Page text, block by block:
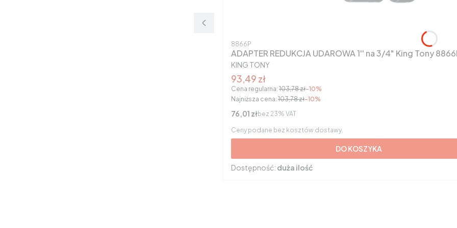
Kod produktu
8866P
ADAPTER REDUKCJA UDAROWA 1'' na 3/4" King Tony
PRODUCENT
KING TONY
Cena promocyjna brutto
93,49 zł
Cena regularna: 103,78 zł-10%
Najniższa cena: 103,78 zł-10%
Cena netto
76,01 złbez 23% VAT
Ceny podane bez kosztów dostawy.
DO KOSZYKA
Dostępność: duża ilość